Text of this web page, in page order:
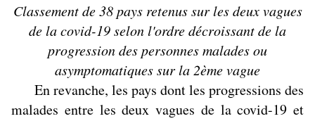
Classement de 38 pays retenus sur les deux vagues
de la covid-19 selon l'ordre décroissant de la
progression des personnes malades ou
asymptomatiques sur la 2ème vague
En revanche, les pays dont les progressions des
malades entre les deux vagues de la covid-19 et